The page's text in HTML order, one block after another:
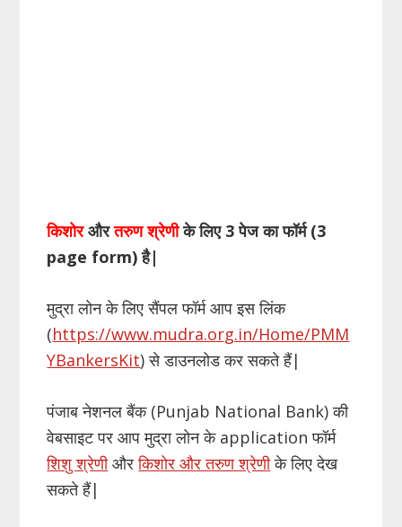
किशोरऔरतरुण श्रेणीके लिए 3 पेज का फॉर्म (3
page form) है|
मुद्रा लोन के लिए सैंपल फॉर्म आप इस लिंक
(https://www.mudra.org.in/Home/PMM
YBankersKit) से डाउनलोड कर सकते हैं|
पंजाब नेशनल बैंक (Punjab National Bank) की
वेबसाइट पर आप मुद्रा लोन के application फॉर्म
शिशु श्रेणीऔरकिशोर और तरुण श्रेणीके लिए देख
सकते हैं|